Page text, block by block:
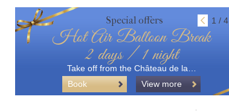
Special offers 1 / 4
Hot Air Balloon Break
2 days / 1 night
Take off from the Château de la…
Book
View more